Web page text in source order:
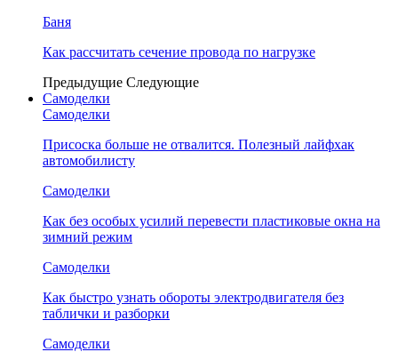
Баня
Как рассчитать сечение провода по нагрузке
Предыдущие Следующие
Самоделки
Самоделки
Присоска больше не отвалится. Полезный лайфхак
автомобилисту
Самоделки
Как без особых усилий перевести пластиковые окна на
зимний режим
Самоделки
Как быстро узнать обороты электродвигателя без
таблички и разборки
Самоделки